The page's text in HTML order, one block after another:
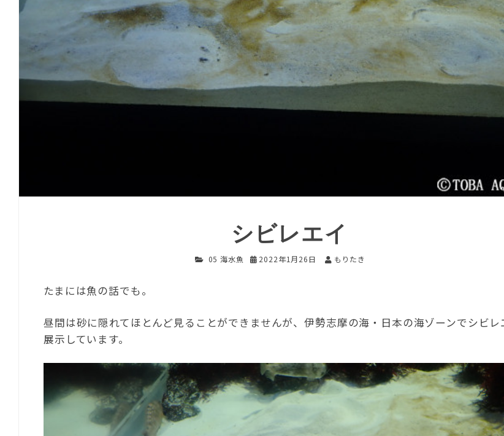
シビレエイ
05 海水魚 2022年1月26日 もりたき
たまには魚の話でも。
昼間は砂に隠れてほとんど見ることができませんが、伊勢志摩の海・日本の海ゾーンでシビレ
展示しています。